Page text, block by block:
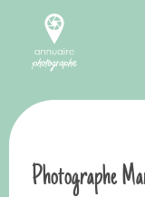
Photographe